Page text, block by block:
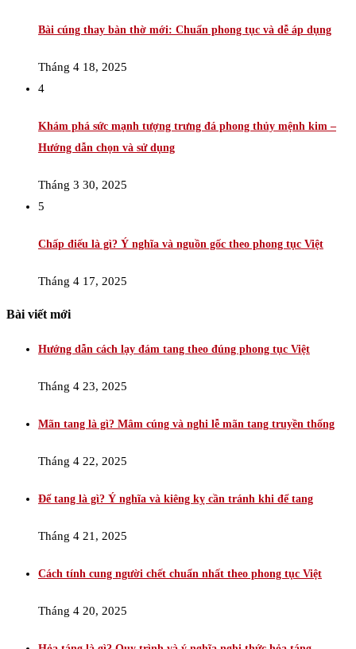
Bài cúng thay bàn thờ mới: Chuẩn phong tục và dễ áp dụng
Tháng 4 18, 2025
4
Khám phá sức mạnh tượng trưng đá phong thủy mệnh kim –
Hướng dẫn chọn và sử dụng
Tháng 3 30, 2025
5
Chấp điếu là gì? Ý nghĩa và nguồn gốc theo phong tục Việt
Tháng 4 17, 2025
Bài viết mới
Hướng dẫn cách lạy đám tang theo đúng phong tục Việt
Tháng 4 23, 2025
Mãn tang là gì? Mâm cúng và nghi lễ mãn tang truyền thống
Tháng 4 22, 2025
Để tang là gì? Ý nghĩa và kiêng kỵ cần tránh khi để tang
Tháng 4 21, 2025
Cách tính cung người chết chuẩn nhất theo phong tục Việt
Tháng 4 20, 2025